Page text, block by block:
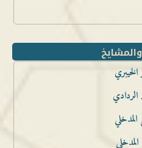
الخيبري
الردادي
المدخلي